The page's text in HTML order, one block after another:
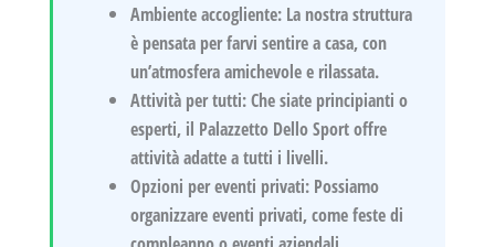
Ambiente accogliente: La nostra struttura
è pensata per farvi sentire a casa, con
un’atmosfera amichevole e rilassata.
Attività per tutti: Che siate principianti o
esperti, il Palazzetto Dello Sport offre
attività adatte a tutti i livelli.
Opzioni per eventi privati: Possiamo
organizzare eventi privati, come feste di